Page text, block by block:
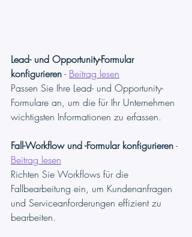
Lead- und Opportunity-Formular
konfigurieren - Beitrag lesen
Passen Sie Ihre Lead- und Opportunity-
Formulare an, um die für Ihr Unternehmen
wichtigsten Informationen zu erfassen.
Fall-Workflow und -Formular konfigurieren -
Beitrag lesen
Richten Sie Workflows für die
Fallbearbeitung ein, um Kundenanfragen
und Serviceanforderungen effizient zu
bearbeiten.